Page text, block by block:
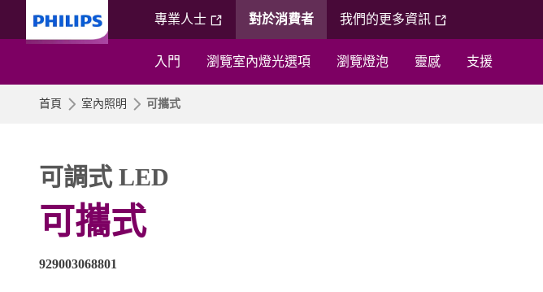
專業人士 對於消費者 我們的更多資訊
入門 瀏覽室內燈光選項 瀏覽燈泡 靈感 支援
首頁 室內照明 可攜式
可攜式
可調式 LED
929003068801